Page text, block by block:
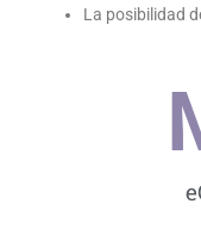
La posibilidad